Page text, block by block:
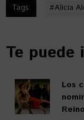
Tags: #Alicia
Te puede
Los